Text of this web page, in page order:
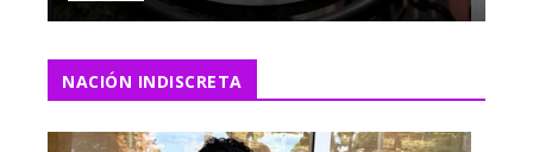
NACIÓN INDISCRETA